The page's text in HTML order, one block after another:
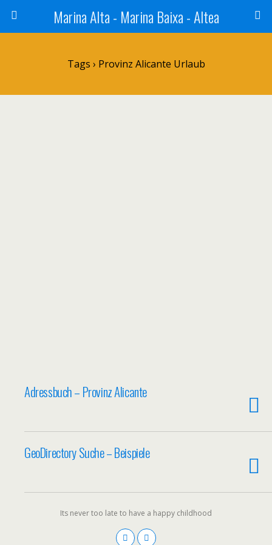
Marina Alta - Marina Baixa - Altea
Tags › Provinz Alicante Urlaub
Adressbuch – Provinz Alicante
GeoDirectory Suche – Beispiele
Its never too late to have a happy childhood